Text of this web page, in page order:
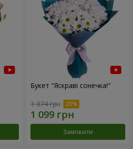
Букет "Яскраві сонечка!"
1 374 грн
Замовити